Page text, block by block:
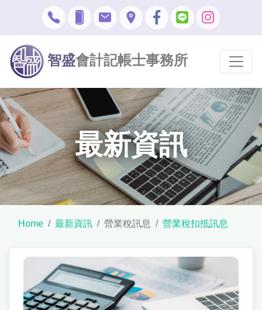
智盛會計記帳士事務所
最新資訊
Home 最新資訊 營業稅訊息 營業稅扣抵訊息